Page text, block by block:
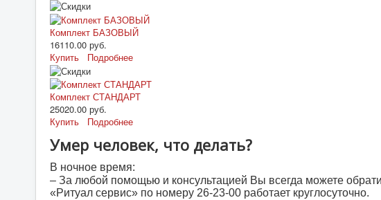
Комплект БАЗОВЫЙ
16110.00 руб.
Купить
Подробнее
Комплект СТАНДАРТ
25020.00 руб.
Купить
Подробнее
Умер человек, что делать?
В ночное время:
– За любой помощью и консультацией Вы всегда можете
«Ритуал сервис» по номеру 26-23-00 работает круглосуточно.